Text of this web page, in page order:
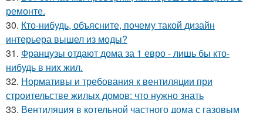
ремонте.
30. Кто-нибудь, объясните, почему такой дизайн
интерьера вышел из моды?
31. Французы отдают дома за 1 евро - лишь бы кто-
нибудь в них жил.
32. Нормативы и требования к вентиляции при
строительстве жилых домов: что нужно знать
33. Вентиляция в котельной частного дома с газовым